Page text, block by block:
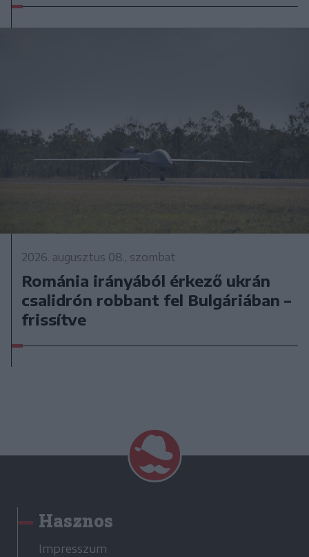
2026. augusztus 08., szombat
Románia irányából érkező ukrán
csalidrón robbant fel Bulgáriában –
frissítve
Hasznos
Impresszum